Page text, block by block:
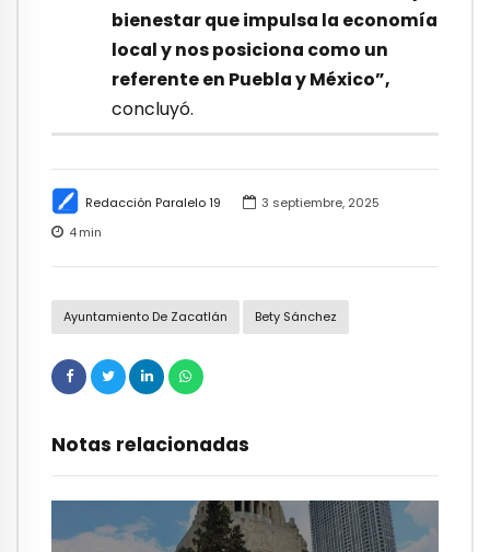
Redacción Paralelo 19
3 septiembre, 2025
4min
Ayuntamiento De Zacatlán Bety Sánchez
Notas relacionadas
bienestar que impulsa la economía
local y nos posiciona como un
referente en Puebla y México”,
concluyó.